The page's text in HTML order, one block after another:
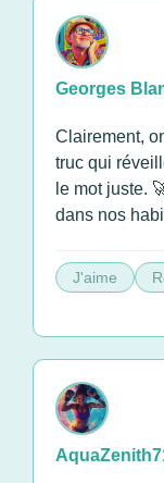
Georges
Clairement,
truc qui
le mot juste.
dans nos
J'aime